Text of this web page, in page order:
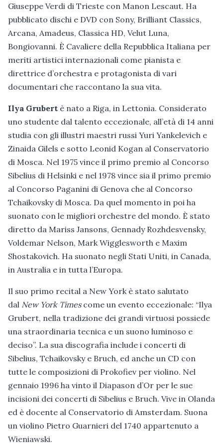
Giuseppe Verdi di Trieste con Manon Lescaut. Ha
pubblicato dischi e DVD con Sony, Brilliant Classics,
Arcana, Amadeus, Classica HD, Velut Luna,
Bongiovanni. È Cavaliere della Repubblica Italiana per
meriti artistici internazionali come pianista e
direttrice d’orchestra e protagonista di vari
documentari che raccontano la sua vita.
Ilya Grubert è nato a Riga, in Lettonia. Considerato
uno studente dal talento eccezionale, all’età di 14 anni
studia con gli illustri maestri russi Yuri Yankelevich e
Zinaida Gilels e sotto Leonid Kogan al Conservatorio
di Mosca. Nel 1975 vince il primo premio al Concorso
Sibelius di Helsinki e nel 1978 vince sia il primo premio
al Concorso Paganini di Genova che al Concorso
Tchaikovsky di Mosca. Da quel momento in poi ha
suonato con le migliori orchestre del mondo. È stato
diretto da Mariss Jansons, Gennady Rozhdesvensky,
Voldemar Nelson, Mark Wigglesworth e Maxim
Shostakovich. Ha suonato negli Stati Uniti, in Canada,
in Australia e in tutta l’Europa.
Il suo primo recital a New York è stato salutato
dal New York Timescome un evento eccezionale: “Ilya
Grubert, nella tradizione dei grandi virtuosi possiede
una straordinaria tecnica e un suono luminoso e
deciso”. La sua discografia include i concerti di
Sibelius, Tchaikovsky e Bruch, ed anche un CD con
tutte le composizioni di Prokofiev per violino. Nel
gennaio 1996 ha vinto il Diapason d’Or per le sue
incisioni dei concerti di Sibelius e Bruch. Vive in Olanda
ed è docente al Conservatorio di Amsterdam. Suona
un violino Pietro Guarnieri del 1740 appartenuto a
Wieniawski.